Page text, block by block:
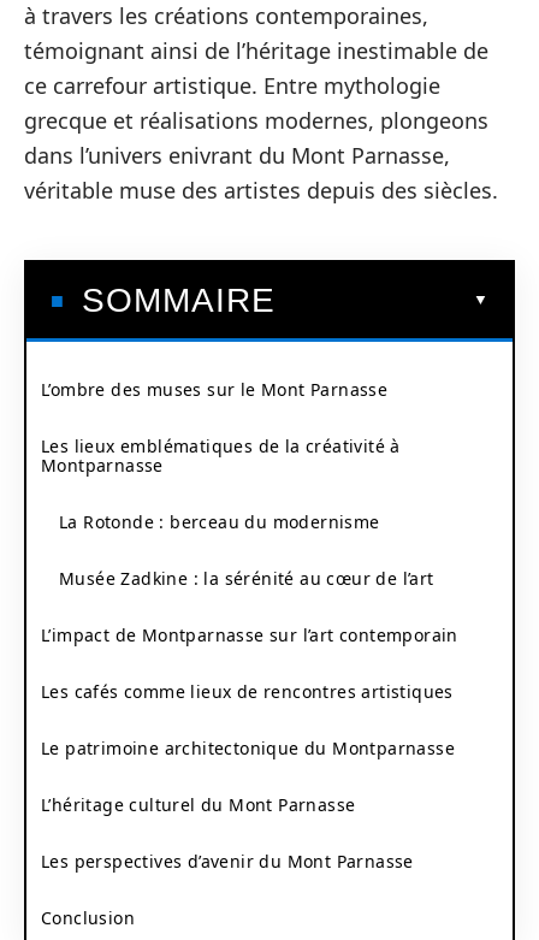
à travers les créations contemporaines,
témoignant ainsi de l’héritage inestimable de
ce carrefour artistique. Entre mythologie
grecque et réalisations modernes, plongeons
dans l’univers enivrant du Mont Parnasse,
véritable muse des artistes depuis des siècles.
SOMMAIRE
L’ombre des muses sur le Mont Parnasse
Les lieux emblématiques de la créativité à
Montparnasse
La Rotonde : berceau du modernisme
Musée Zadkine : la sérénité au cœur de l’art
L’impact de Montparnasse sur l’art contemporain
Les cafés comme lieux de rencontres artistiques
Le patrimoine architectonique du Montparnasse
L’héritage culturel du Mont Parnasse
Les perspectives d’avenir du Mont Parnasse
Conclusion